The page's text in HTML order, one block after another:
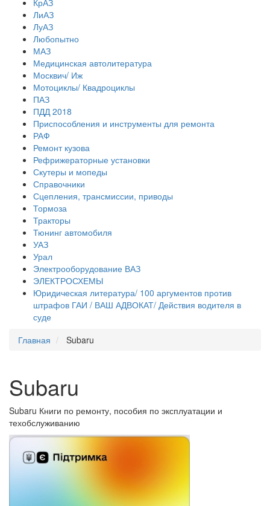
КрАЗ
ЛиАЗ
ЛуАЗ
Любопытно
МАЗ
Медицинская автолитература
Москвич/ Иж
Мотоциклы/ Квадроциклы
ПАЗ
ПДД 2018
Приспособления и инструменты для ремонта
РАФ
Ремонт кузова
Рефрижераторные установки
Скутеры и мопеды
Справочники
Сцепления, трансмиссии, приводы
Тормоза
Тракторы
Тюнинг автомобиля
УАЗ
Урал
Электрооборудование ВАЗ
ЭЛЕКТРОСХЕМЫ
Юридическая литература/ 100 аргументов против
штрафов ГАИ / ВАШ АДВОКАТ/ Действия водителя в
суде
Главная
Subaru
Subaru
Subaru Книги по ремонту, пособия по эксплуатации и
техобслуживанию